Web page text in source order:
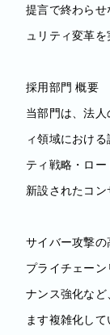
提言で終わら
ュリティ変革
採用部門 概要
当部門は、法
ィ領域におけ
ティ戦略・ロ
新設されたコン
サイバー攻撃
プライチェー
ナンス強化な
ます複雑化して